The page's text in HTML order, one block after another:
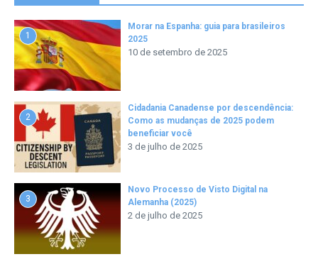
1
Morar na Espanha: guia para brasileiros
2025
10 de setembro de 2025
2
Cidadania Canadense por descendência:
Como as mudanças de 2025 podem
beneficiar você
3 de julho de 2025
3
Novo Processo de Visto Digital na
Alemanha (2025)
2 de julho de 2025